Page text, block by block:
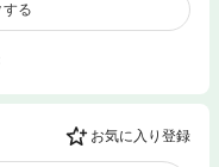
る
お気に入り登録